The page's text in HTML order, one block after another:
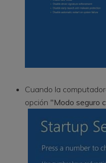
Cuando la
opción "Modo seguro